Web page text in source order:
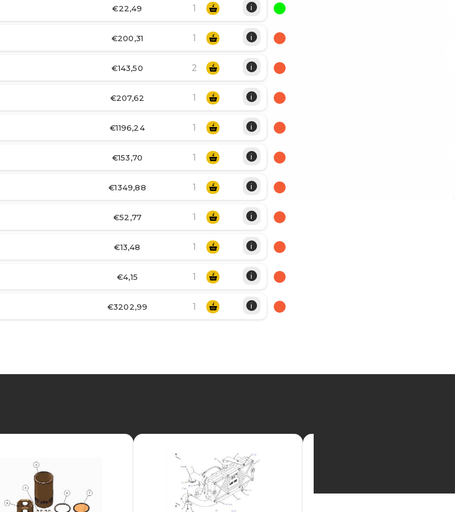
€22,49 i
€200,31 i
€143,50 i
€207,62 i
€1196,24 i
€153,70 i
€1349,88 i
€52,77 i
€13,48 i
€4,15 i
€3202,99 i